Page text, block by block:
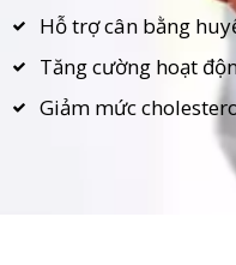
Hỗ trợ cân bằng
Tăng cường hoạt
Giảm mức